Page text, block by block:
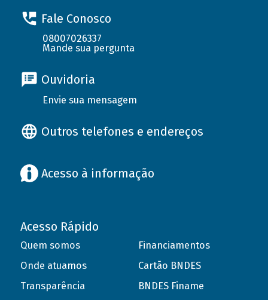
Fale Conosco
08007026337
Mande sua pergunta
Ouvidoria
Envie sua mensagem
Outros telefones e endereços
Acesso à informação
Acesso Rápido
Quem somos
Onde atuamos
Transparência
Financiamentos
Cartão BNDES
BNDES Finame